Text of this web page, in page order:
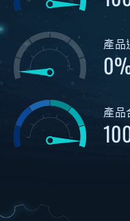
產品
0
產品